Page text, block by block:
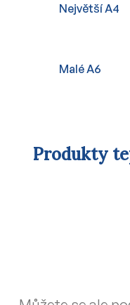
Největší A4
Malé A6
Produkty